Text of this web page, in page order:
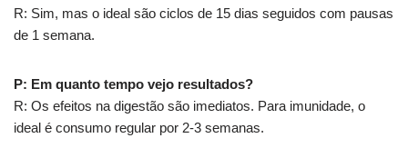
R: Sim, mas o ideal são ciclos de 15 dias seguidos com pausas
de 1 semana.
P: Em quanto tempo vejo resultados?
R: Os efeitos na digestão são imediatos. Para imunidade, o
ideal é consumo regular por 2-3 semanas.